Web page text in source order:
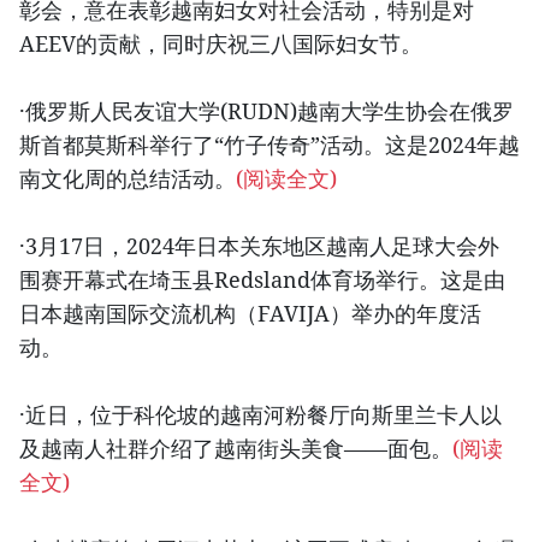
彰会，意在表彰越南妇女对社会活动，特别是对
AEEV的贡献，同时庆祝三八国际妇女节。
·俄罗斯人民友谊大学(RUDN)越南大学生协会在俄罗
斯首都莫斯科举行了“竹子传奇”活动。这是2024年越
南文化周的总结活动。 (阅读全文)
·3月17日，2024年日本关东地区越南人足球大会外
围赛开幕式在埼玉县Redsland体育场举行。这是由
日本越南国际交流机构（FAVIJA）举办的年度活
动。
·近日，位于科伦坡的越南河粉餐厅向斯里兰卡人以
及越南人社群介绍了越南街头美食——面包。 (阅读
全文)